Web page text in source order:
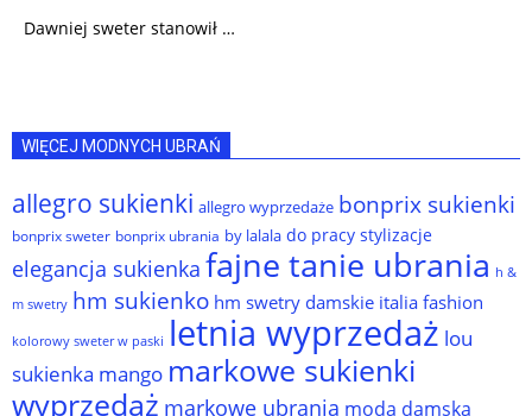
Dawniej sweter stanowił …
WIĘCEJ MODNYCH UBRAŃ
allegro sukienki allegro wyprzedaże bonprix sukienki
bonprix sweter bonprix ubrania by lalala do pracy stylizacje
elegancja sukienka fajne tanie ubrania h &
m swetry hm sukienko hm swetry damskie italia fashion
kolorowy sweter w paski letnia wyprzedaż lou
sukienka mango markowe sukienki
wyprzedaż markowe ubrania moda damska